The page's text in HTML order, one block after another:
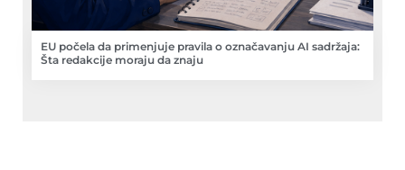
EU počela da primenjuje pravila o označavanju AI sadržaja:
Šta redakcije moraju da znaju